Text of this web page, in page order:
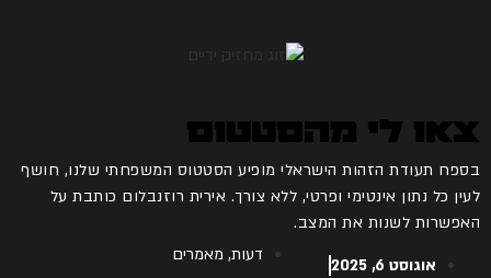
צאו לי מהסטטוס
בספח תעודת הזהות הישראלי מופיע הסטטוס המשפחתי שלנו, חושף
לעין כל נתון אינטימי ופרטי, ללא צורך. אירית רוזנבלום כותבת על
האפשרות לשנות את המצב.
אוגוסט 6, 2025
דעות, מאמרים